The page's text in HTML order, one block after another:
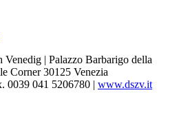
Venedig | Palazzo Barbarigo della
Corner 30125 Venezia
0039 041 5206780 | www.dszv.it